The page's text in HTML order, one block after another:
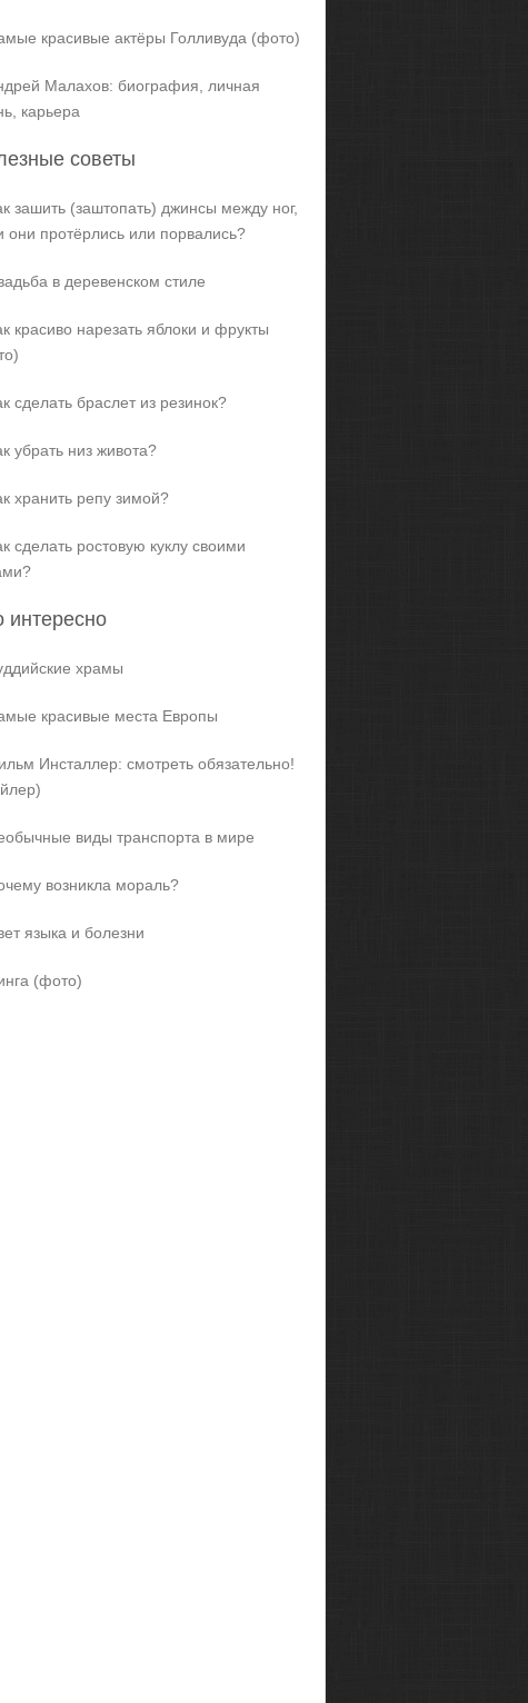
красивые актёры Голливуда (фото)
Малахов: биография, личная
карьера
советы
зашить (заштопать) джинсы между ног,
они протёрлись или порвались?
в деревенском стиле
красиво нарезать яблоки и фрукты
сделать браслет из резинок?
убрать низ живота?
хранить репу зимой?
сделать ростовую куклу своими
интересно
храмы
красивые места Европы
Инсталлер: смотреть обязательно!
виды транспорта в мире
возникла мораль?
языка и болезни
(фото)